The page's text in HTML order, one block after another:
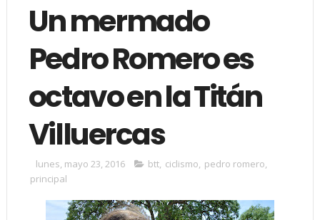
Un mermado
Pedro Romero es
octavo en la Titán
Villuercas
lunes, mayo 23, 2016 btt, ciclismo, pedro romero,
principal